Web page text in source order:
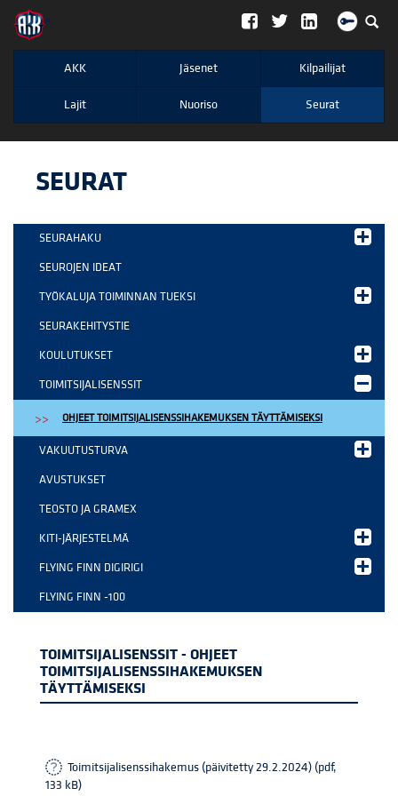
";
AKK Jäsenet Kilpailijat
Lajit Nuoriso Seurat
SEURAT
SEURAHAKU
SEUROJEN IDEAT
TYÖKALUJA TOIMINNAN TUEKSI
SEURAKEHITYSTIE
KOULUTUKSET
TOIMITSIJALISENSSIT
OHJEET TOIMITSIJALISENSSIHAKEMUKSEN TÄYTTÄMISEKSI
VAKUUTUSTURVA
AVUSTUKSET
TEOSTO JA GRAMEX
KITI-JÄRJESTELMÄ
FLYING FINN DIGIRIGI
FLYING FINN -100
TOIMITSIJALISENSSIT - OHJEET
TOIMITSIJALISENSSIHAKEMUKSEN
TÄYTTÄMISEKSI
Toimitsijalisenssihakemus (päivitetty 29.2.2024) (pdf,
133 kB)